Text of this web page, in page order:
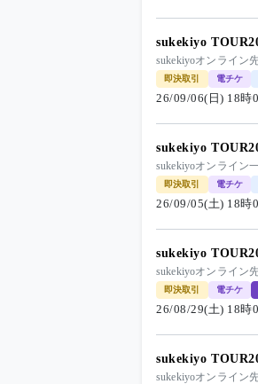
sukekiyo
sukekiyoオンライン
即決取引 電チケ
26/09/06(日) 18時
sukekiyo
sukekiyoオンライン
即決取引 電チケ
26/09/05(土) 18時
sukekiyo
sukekiyoオンライン
即決取引 電チケ
26/08/29(土) 18時
sukekiyo
sukekiyoオンライン